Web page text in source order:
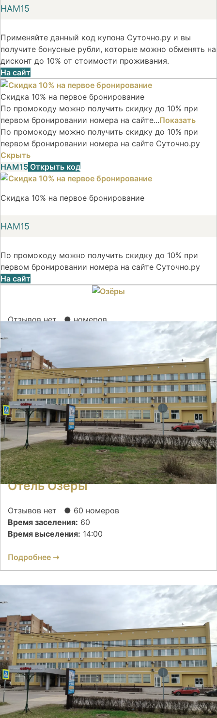
НАМ15
Применяйте данный код купона Суточно.ру и вы
получите бонусные рубли, которые можно обменять на
дисконт до 10% от стоимости проживания.
На сайт
Скидка 10% на первое бронирование
По промокоду можно получить скидку до 10% при
первом бронировании номера на сайте...Показать
По промокоду можно получить скидку до 10% при
первом бронировании номера на сайте Суточно.ру
Скрыть
НАМ15 Открыть код
Скидка 10% на первое бронирование
НАМ15
По промокоду можно получить скидку до 10% при
первом бронировании номера на сайте Суточно.ру
На сайт
Отзывов нет ● номеров
Отель Озеры
Отзывов нет
● 60 номеров
Время заселения: 60
Время выселения: 14:00
Подробнее ➝